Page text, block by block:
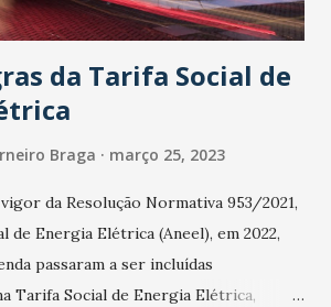
também atua com equipes prontas
da Tarifa Social de
Braga março 25, 2023
da Resolução Normativa 953/2021,
de Energia Elétrica (Aneel), em 2022,
passaram a ser incluídas
Tarifa Social de Energia Elétrica,